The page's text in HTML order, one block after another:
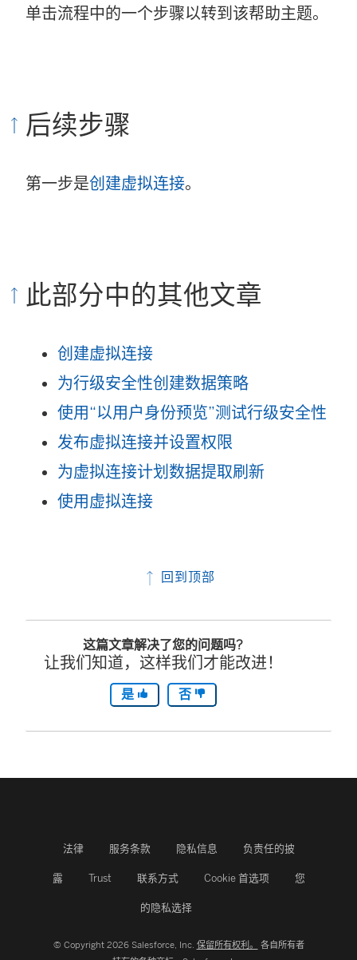
单击流程中的一个步骤以转到该帮助主题。
后续步骤
第一步是创建虚拟连接。
此部分中的其他文章
创建虚拟连接
为行级安全性创建数据策略
使用“以用户身份预览”测试行级安全性
发布虚拟连接并设置权限
为虚拟连接计划数据提取刷新
使用虚拟连接
回到顶部
这篇文章解决了您的问题吗?
让我们知道，这样我们才能改进！
是 否
法律 服务条款 隐私信息 负责任的披
露 Trust 联系方式 Cookie 首选项 您
的隐私选择
© Copyright 2026 Salesforce, Inc. 保留所有权利。
各自所有者